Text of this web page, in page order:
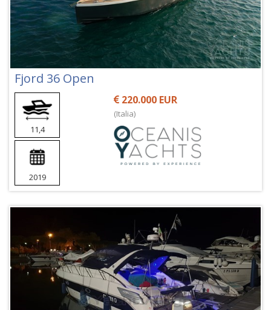
Fjord 36 Open
11,4
2019
220.000 EUR
(Italia)